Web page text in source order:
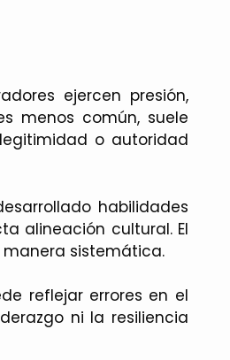
ejercen presión,
menos común, suele
o autoridad
habilidades
alineación cultural. El
sistemática.
reflejar errores en el
ni la resiliencia